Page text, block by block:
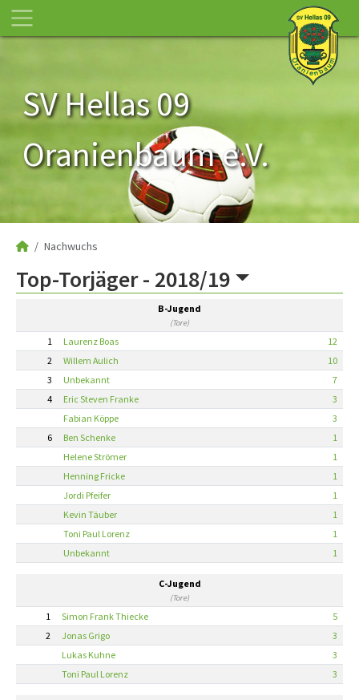
SV Hellas 09
Oranienbaum e.V.
Nachwuchs
Top-Torjäger - 2018/19
B-Jugend
(Tore)
1 Laurenz Boas
12
2
Willem Aulich
10
3
Unbekannt
7
4
Eric Steven Franke
3
Fabian Köppe
3
6
Ben Schenke
1
Helene Strömer
1
Henning Fricke
1
Jordi Pfeifer
1
Kevin Täuber
1
Toni Paul Lorenz
1
Unbekannt
1
C-Jugend
(Tore)
1 Simon Frank Thiecke
5
2
Jonas Grigo
3
Lukas Kuhne
3
Toni Paul Lorenz
3